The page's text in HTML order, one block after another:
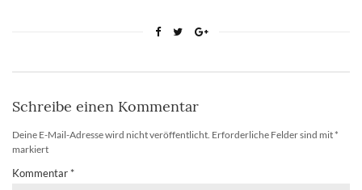
Schreibe einen Kommentar
Deine E-Mail-Adresse wird nicht veröffentlicht. Erforderliche Felder sind mit *
markiert
Kommentar *